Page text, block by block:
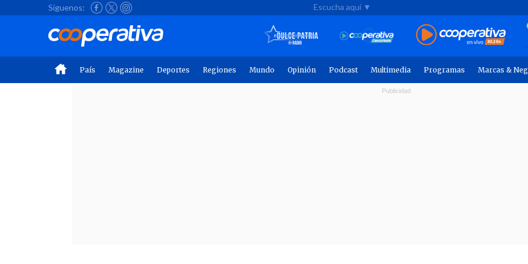
Síguenos: Escucha aquí ▼
País Magazine Deportes Regiones Mundo Opinión Podcast Multimedia Programas Marcas &